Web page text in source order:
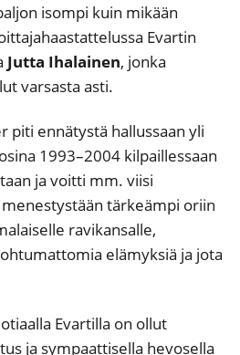
isompi kuin mikään
Evartin
Jutta Ihalainen, jonka
varsasta asti.
piti ennätystä hallussaan yli
1993–2004 kilpaillessaan
ja voitti mm. viisi
tärkeämpi oriin
ravikansalle,
elämyksiä ja jota
Evartilla on ollut
ja sympaattisella hevosella